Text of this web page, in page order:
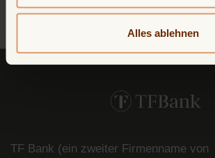
Alles ablehnen
verdientes Cashback.
TF Bank (ein zweiter Firmenname von